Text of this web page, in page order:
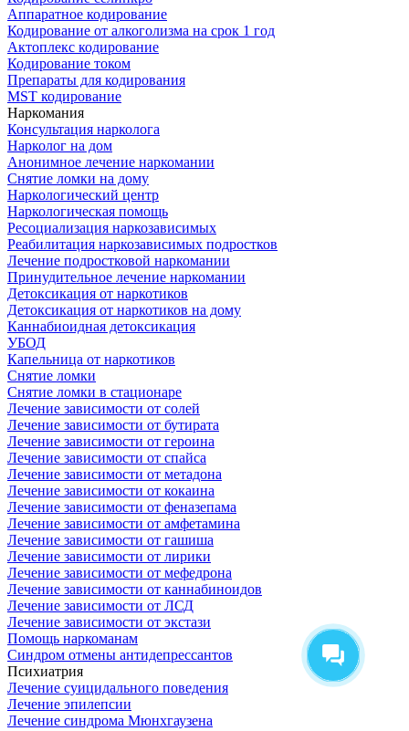
Аппаратное кодирование
Кодирование от алкоголизма на срок 1 год
Актоплекс кодирование
Кодирование током
Препараты для кодирования
MST кодирование
Наркомания
Консультация нарколога
Нарколог на дом
Анонимное лечение наркомании
Снятие ломки на дому
Наркологический центр
Наркологическая помощь
Ресоциализация наркозависимых
Реабилитация наркозависимых подростков
Лечение подростковой наркомании
Принудительное лечение наркомании
Детоксикация от наркотиков
Детоксикация от наркотиков на дому
Каннабиоидная детоксикация
УБОД
Капельница от наркотиков
Снятие ломки
Снятие ломки в стационаре
Лечение зависимости от солей
Лечение зависимости от бутирата
Лечение зависимости от героина
Лечение зависимости от спайса
Лечение зависимости от метадона
Лечение зависимости от кокаина
Лечение зависимости от феназепама
Лечение зависимости от амфетамина
Лечение зависимости от гашиша
Лечение зависимости от лирики
Лечение зависимости от мефедрона
Лечение зависимости от каннабиноидов
Лечение зависимости от ЛСД
Лечение зависимости от экстази
Помощь наркоманам
Синдром отмены антидепрессантов
Психиатрия
Лечение суицидального поведения
Лечение эпилепсии
Лечение синдрома Мюнхгаузена